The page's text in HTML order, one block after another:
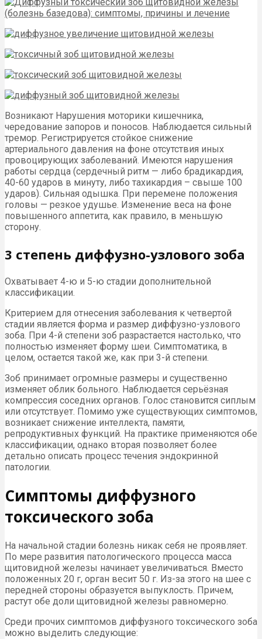
Возникают Нарушения моторики кишечника,
чередование запоров и поносов. Наблюдается сильный
тремор. Регистрируется стойкое снижение
артериального давления на фоне отсутствия иных
провоцирующих заболеваний. Имеются нарушения
работы сердца (сердечный ритм — либо брадикардия,
40-60 ударов в минуту, либо тахикардия – свыше 100
ударов). Сильная одышка. При перемене положения
головы — резкое удушье. Изменение веса на фоне
повышенного аппетита, как правило, в меньшую
сторону.
3 степень диффузно-узлового зоба
Охватывает 4-ю и 5-ю стадии дополнительной
классификации.
Критерием для отнесения заболевания к четвертой
стадии является форма и размер диффузно-узлового
зоба. При 4-й степени зоб разрастается настолько, что
полностью изменяет форму шеи. Симптоматика, в
целом, остается такой же, как при 3-й степени.
Зоб принимает огромные размеры и существенно
изменяет облик больного. Наблюдается серьёзная
компрессия соседних органов. Голос становится сиплым
или отсутствует. Помимо уже существующих симптомов,
возникает снижение интеллекта, памяти,
репродуктивных функций. На практике применяются обе
классификации, однако вторая позволяет более
детально описать процесс течения эндокринной
патологии.
Симптомы диффузного
токсического зоба
На начальной стадии болезнь никак себя не проявляет.
По мере развития патологического процесса масса
щитовидной железы начинает увеличиваться. Вместо
положенных 20 г, орган весит 50 г. Из-за этого на шее с
передней стороны образуется выпуклость. Причем,
растут обе доли щитовидной железы равномерно.
Среди прочих симптомов диффузного токсического зоба
можно выделить следующие: